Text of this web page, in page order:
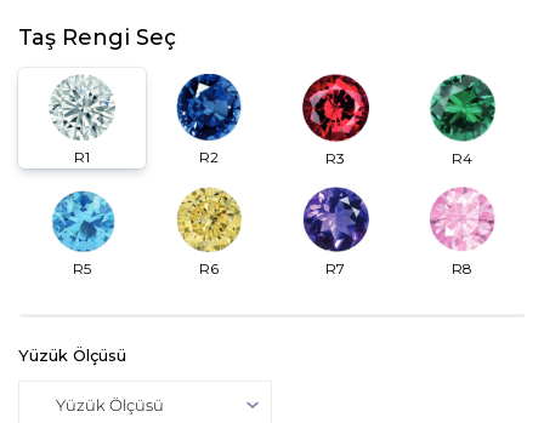
Taş Rengi Seç
R1 R2 R3 R4
R5 R6 R7 R8
Yüzük Ölçüsü